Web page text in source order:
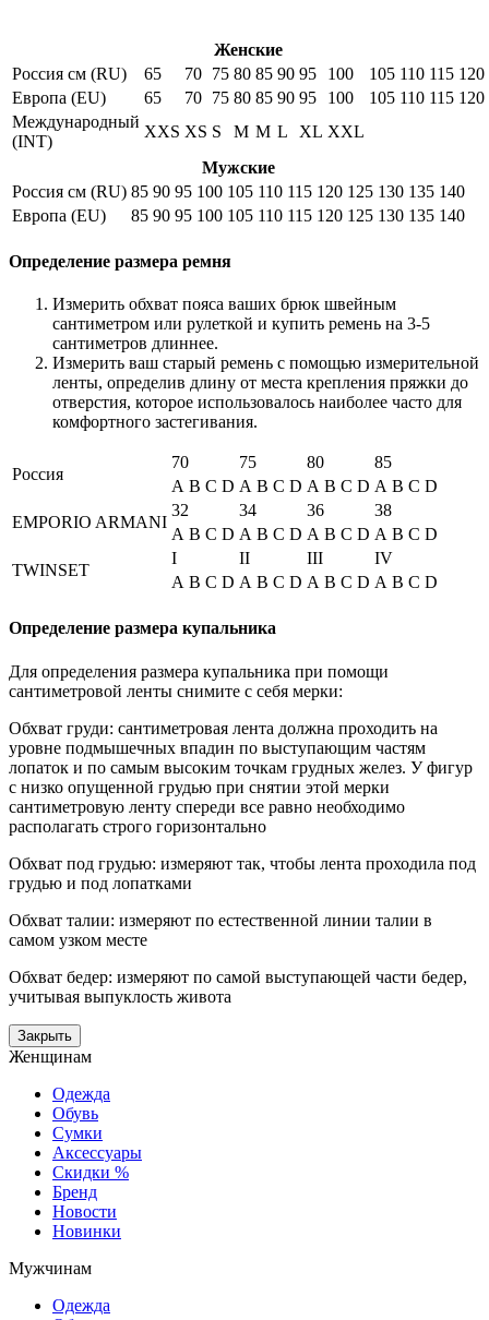
Женские
Россия см (RU)
65 70 75 80 85 90 95 100 105 110 115 120
Европа (EU)
65 70 75 80 85 90 95 100 105 110 115 120
Международный
(INT)
XXS XS S M M L XL XXL
Мужские
Россия см (RU) 85 90 95 100 105 110 115 120 125 130 135 140
Европа (EU)
85 90 95 100 105 110 115 120 125 130 135 140
Определение размера ремня
Измерить обхват пояса ваших брюк швейным
сантиметром или рулеткой и купить ремень на 3-5
сантиметров длиннее.
Измерить ваш старый ремень с помощью измерительной
ленты, определив длину от места крепления пряжки до
отверстия, которое использовалось наиболее часто для
комфортного застегивания.
Россия
70 75 80
85
A B C D A B C D A B C D A B C D
EMPORIO ARMANI
32 34 36
38
A B C D A B C D A B C D A B C D
TWINSET
I II III
IV
A B C D A B C D A B C D A B C D
Определение размера купальника
Для определения размера купальника при помощи
сантиметровой ленты снимите с себя мерки:
Обхват груди: сантиметровая лента должна проходить на
уровне подмышечных впадин по выступающим частям
лопаток и по самым высоким точкам грудных желез. У фигур
с низко опущенной грудью при снятии этой мерки
сантиметровую ленту спереди все равно необходимо
располагать строго горизонтально
Обхват под грудью: измеряют так, чтобы лента проходила под
грудью и под лопатками
Обхват талии: измеряют по естественной линии талии в
самом узком месте
Обхват бедер: измеряют по самой выступающей части бедер,
учитывая выпуклость живота
Закрыть
Женщинам
Одежда
Обувь
Сумки
Аксессуары
Скидки %
Бренд
Новости
Новинки
Мужчинам
Одежда